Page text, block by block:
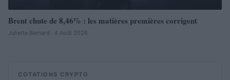
Brent chute de 8,46% : les matières premières corrigent
Juliette Bernard · 4 Août 2026
COTATIONS CRYPTO